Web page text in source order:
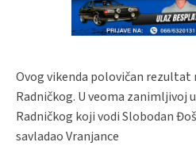
Ovog vikenda polovičan rezultat
Radničkog. U veoma zanimljivoj
Radničkog koji vodi Slobodan
savladao Vranjance